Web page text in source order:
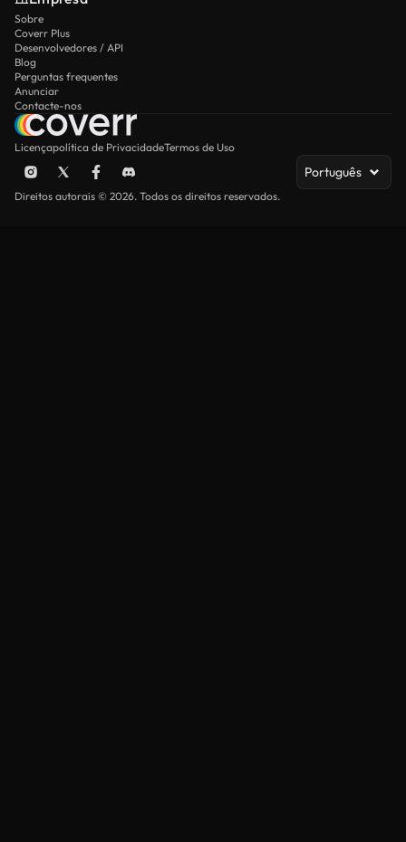
Sobre
Coverr Plus
Desenvolvedores / API
Blog
Perguntas frequentes
Anunciar
Contacte-nos
Licençapolítica de PrivacidadeTermos de Uso
Português
Direitos autorais © 2026. Todos os direitos reservados.